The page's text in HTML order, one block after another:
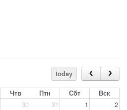
today
Чтв Птн Сбт
Вск
30 31 1 2